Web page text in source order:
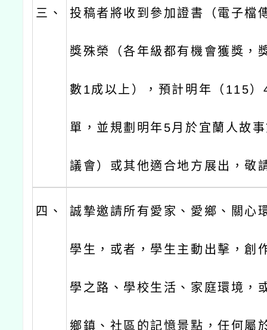
三、 投稿者將收到參加證書（電子檔
獎殊榮（各年級都有機會獲獎，
數1成以上），預計明年（115
單，並規劃明年5月於宜蘭人故
議會）或其他適合地方展出，敬
四、 誠摯邀請所有愛家、愛鄉、關心
學生，或者，學生主動出擊，創
學之路、學校生活、家庭環境，
鄉鎮、社區的記憶景點，任何屬